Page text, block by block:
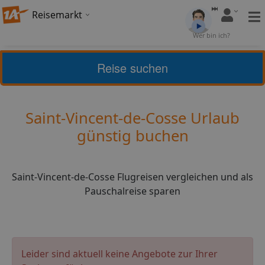
Reisemarkt
Wer bin ich?
Frankreich Saint-Vincent-de-Cosse
4,2(25) Bewerten
Saint-Vincent-de-Cosse Urlaub
günstig buchen
Saint-Vincent-de-Cosse Flugreisen vergleichen und als
Pauschalreise sparen
Reise suchen
Leider sind aktuell keine Angebote zur Ihrer